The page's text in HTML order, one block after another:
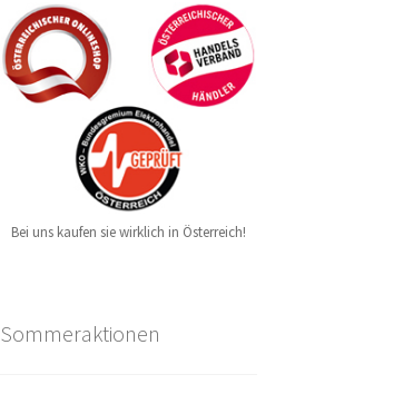
Bei uns kaufen sie wirklich in Österreich!
Sommeraktionen